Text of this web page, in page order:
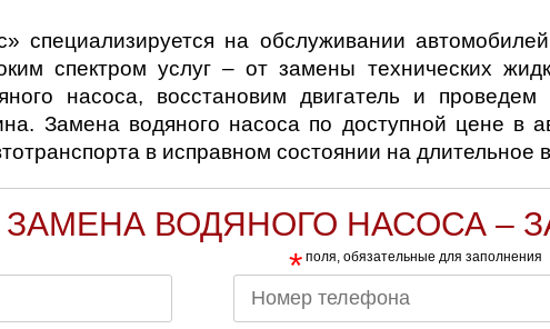
Череповец
Ярославль
специализируется на обслуживании
спектром услуг – от замены технических
насоса, восстановим двигатель и
Замена водяного насоса по доступной цене в
в исправном состоянии на длительное
ЗАМЕНА ВОДЯНОГО НАСОСА –
* поля, обязательные для заполнения